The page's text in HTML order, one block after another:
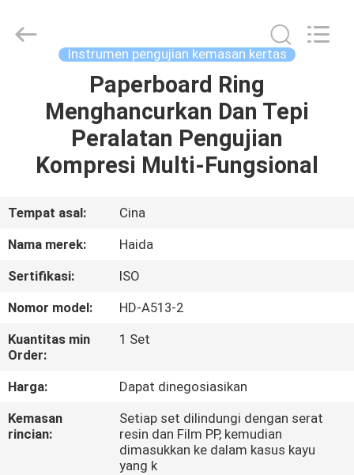
BERANDA
PRODUK
PERTUNJUKAN
TENTANG
KAMI
TUR
PABRIK
Instrumen pengujian kemasan kertas
Paperboard Ring
Menghancurkan Dan Tepi
Peralatan Pengujian
Kompresi Multi-Fungsional
Tempat asal:
Cina
Nama merek:
Haida
Sertifikasi:
ISO
Nomor model:
HD-A513-2
Kuantitas min
Order:
1 Set
Harga:
Dapat dinegosiasikan
Kemasan
rincian:
Setiap set dilindungi dengan serat
resin dan Film PP, kemudian
dimasukkan ke dalam kasus kayu
yang k